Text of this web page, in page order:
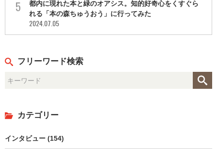
都内に現れた本と緑のオアシス。知的好奇心をくすぐら
れる「本の森ちゅうおう」に行ってみた
2024.07.05
フリーワード検索
カテゴリー
インタビュー (154)